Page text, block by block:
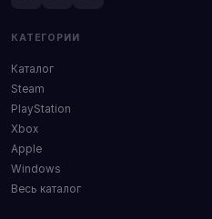
КАТЕГОРИИ
Каталог
Steam
PlayStation
Xbox
Apple
Windows
Весь каталог